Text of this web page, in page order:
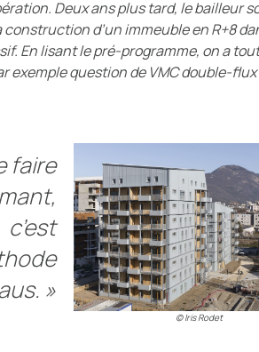
Deux ans plus tard, le bailleur
d’un immeuble en R+8
En lisant le pré-programme, on a
exemple question de VMC double-flux
faire
c’est
»
© Iris Rodet